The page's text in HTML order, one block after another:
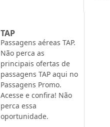
TAP
Passagens aéreas TAP.
Não perca as
principais ofertas de
passagens TAP aqui no
Passagens Promo.
Acesse e confira! Não
perca essa
oportunidade.